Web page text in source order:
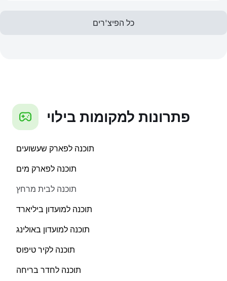
כל הפיצ'רים
פתרונות למקומות בילוי
תוכנה לפארק שעשועים
תוכנה לפארק מים
תוכנה לבית מרחץ
תוכנה למועדון ביליארד
תוכנה למועדון באולינג
תוכנה לקיר טיפוס
תוכנה לחדר בריחה